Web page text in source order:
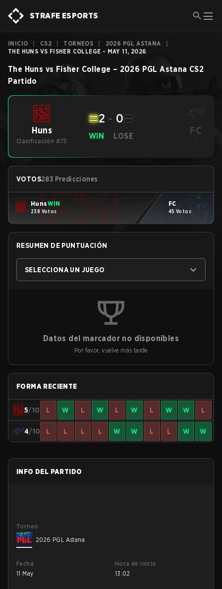
STRAFE ESPORTS
INICIO CS2 TORNEOS 2026 PGL ASTANA
THE HUNS VS FISHER COLLEGE - MAY 11, 2026
The Huns vs Fisher College – 2026 PGL Astana CS2
Partido
Huns
Clasificación #75
WIN
2 - 0
LOSE FC
-
VOTOS283 Predicciones
HunsWIN
238 Votos
FC
45 Votos
RESUMEN DE PUNTUACIÓN
SELECCIONA UN JUEGO
Datos del marcador no disponibles
Por favor, vuelve más tarde
FORMA RECIENTE
5/10 L W L W L W L W W L
4/10 L L L L W W L L W W
INFO DEL PARTIDO
Torneo
2026 PGL Astana
Fecha
11 May
Hora de inicio
13:02